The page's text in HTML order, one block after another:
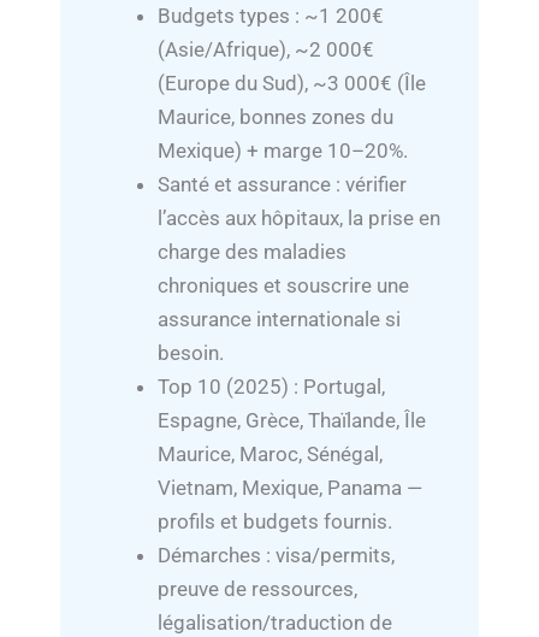
Budgets types : ~1 200€
(Asie/Afrique), ~2 000€
(Europe du Sud), ~3 000€ (Île
Maurice, bonnes zones du
Mexique) + marge 10–20%.
Santé et assurance : vérifier
l’accès aux hôpitaux, la prise en
charge des maladies
chroniques et souscrire une
assurance internationale si
besoin.
Top 10 (2025) : Portugal,
Espagne, Grèce, Thaïlande, Île
Maurice, Maroc, Sénégal,
Vietnam, Mexique, Panama —
profils et budgets fournis.
Démarches : visa/permits,
preuve de ressources,
légalisation/traduction de